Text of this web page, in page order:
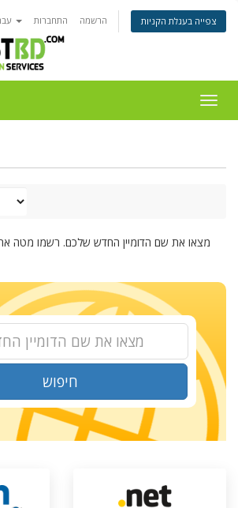
התחברות הרשמה צפייה בעגלת הקניות
מצאו את שם הדומיין החדש שלכם. רשמו מטה
חיפוש